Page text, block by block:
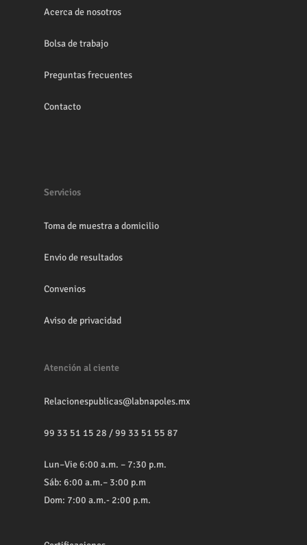
Acerca de nosotros
Bolsa de trabajo
Preguntas frecuentes
Contacto
Servicios
Toma de muestra a domicilio
Envio de resultados
Convenios
Aviso de privacidad
Atención al ciente
Relacionespublicas@labnapoles.mx
99 33 51 15 28 /99 33 51 55 87
Lun–Vie 6:00 a.m. – 7:30 p.m.
Sáb: 6:00 a.m.– 3:00 p.m
Dom: 7:00 a.m.- 2:00 p.m.